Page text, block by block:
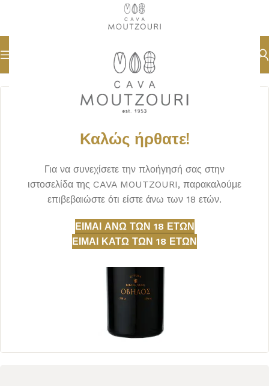
Καλώς ήρθατε!
Για να συνεχίσετε την πλοήγησή σας στην
ιστοσελίδα της CAVA MOUTZOURI, παρακαλούμε
επιβεβαιώστε ότι είστε άνω των 18 ετών.
ΕΊΜΑΙ ΆΝΩ ΤΩΝ 18 ΕΤΏΝ
ΕΊΜΑΙ ΚΆΤΩ ΤΩΝ 18 ΕΤΏΝ
Αρχική σελίδα ΕΡΥΘΡΟΣ